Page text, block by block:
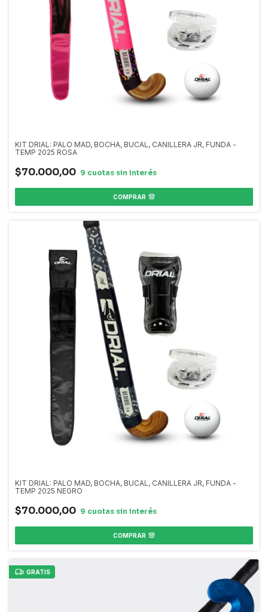
KIT DRIAL: PALO MAD, BOCHA, BUCAL, CANILLERA JR, FUNDA -
TEMP 2025 ROSA
$70.000,00
COMPRAR
KIT DRIAL: PALO MAD, BOCHA, BUCAL, CANILLERA JR, FUNDA -
TEMP 2025 NEGRO
$70.000,00
COMPRAR
GRATIS